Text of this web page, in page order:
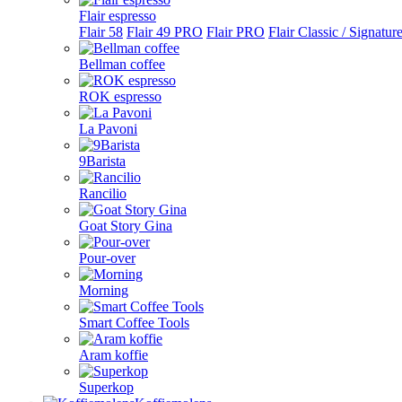
Flair espresso
Flair 58 Flair 49 PRO Flair PRO Flair Classic / Signature
Bellman coffee
ROK espresso
La Pavoni
9Barista
Rancilio
Goat Story Gina
Pour-over
Morning
Smart Coffee Tools
Aram koffie
Superkop